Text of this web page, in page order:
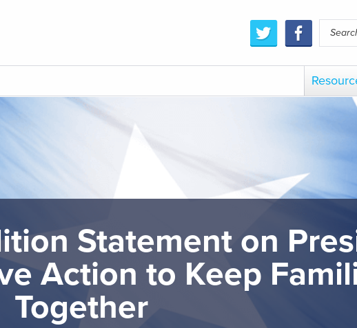
Statement on
Action to Keep
Together